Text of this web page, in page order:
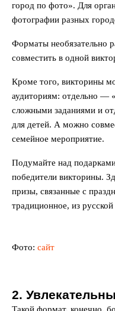
город по фото». Для
фотографии разных
Форматы необязательно
совместить в одной
Кроме того, викторины
аудиториям: отдельно —
сложными заданиями и
для детей. А можно
семейное мероприятие.
Подумайте над
победители викторины.
призы, связанные с
традиционное, из русской
Фото: сайт
2.